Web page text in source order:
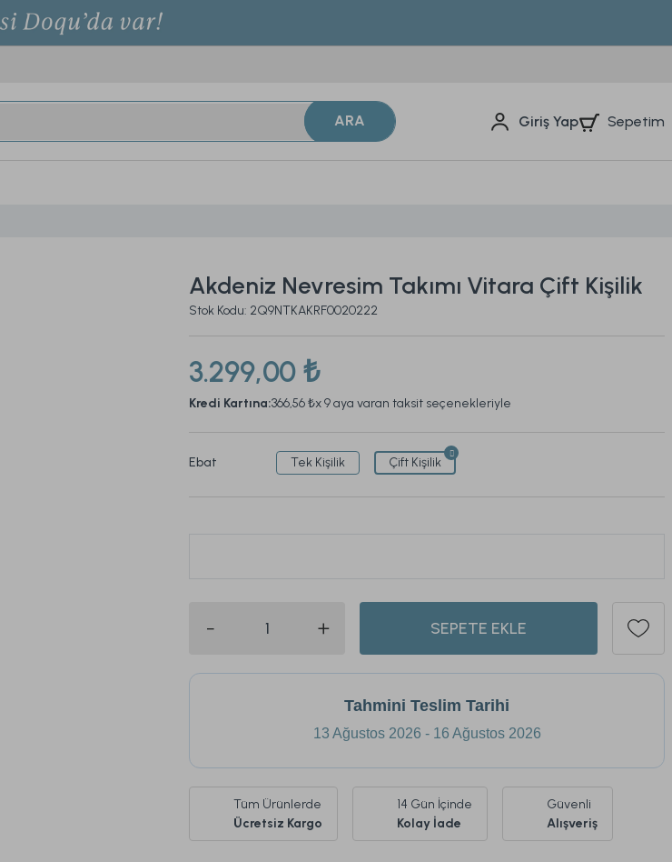
ARA Giriş Yap Sepetim
Akdeniz Nevresim Takımı Vitara Çift Kişilik
Stok Kodu: 2Q9NTKAKRF0020222
3.299,00 ₺
Kredi Kartına:366,56 ₺x 9 aya varan taksit seçenekleriyle
Ebat Tek Kişilik Çift Kişilik
548
SEPETE EKLE
Tahmini Teslim Tarihi
13 Ağustos 2026 - 16 Ağustos 2026
Tüm Ürünlerde
Ücretsiz Kargo
14 Gün İçinde
Kolay İade
Güvenli
Alışveriş